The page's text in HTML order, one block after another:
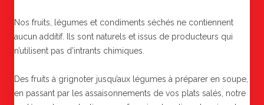
Nos fruits, légumes et condiments séchés ne contiennent
aucun additif. Ils sont naturels et issus de producteurs qui
n’utilisent pas d’intrants chimiques.
Des fruits à grignoter jusqu’aux légumes à préparer en soupe,
en passant par les assaisonnements de vos plats salés, notre